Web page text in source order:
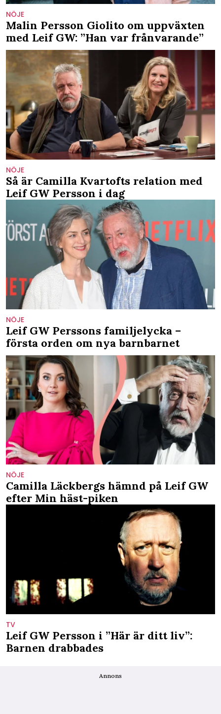
NÖJE
Malin Persson Giolito om uppväxten
med Leif GW: ”Han var frånvarande”
NÖJE
Så är Camilla Kvartofts relation med
Leif GW Persson i dag
NÖJE
Leif GW Perssons familjelycka –
första orden om nya barnbarnet
NÖJE
Camilla Läckbergs hämnd på Leif GW
efter Min häst-piken
TV
Leif GW Persson i ”Här är ditt liv”:
Barnen drabbades
Annons